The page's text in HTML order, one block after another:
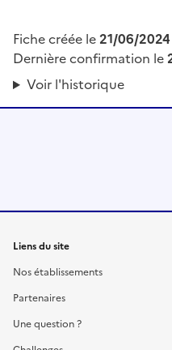
Fiche créée le21/06/2024
Dernière confirmation le
Voir l'historique
Liens du site
Nos établissements
Partenaires
Une question ?